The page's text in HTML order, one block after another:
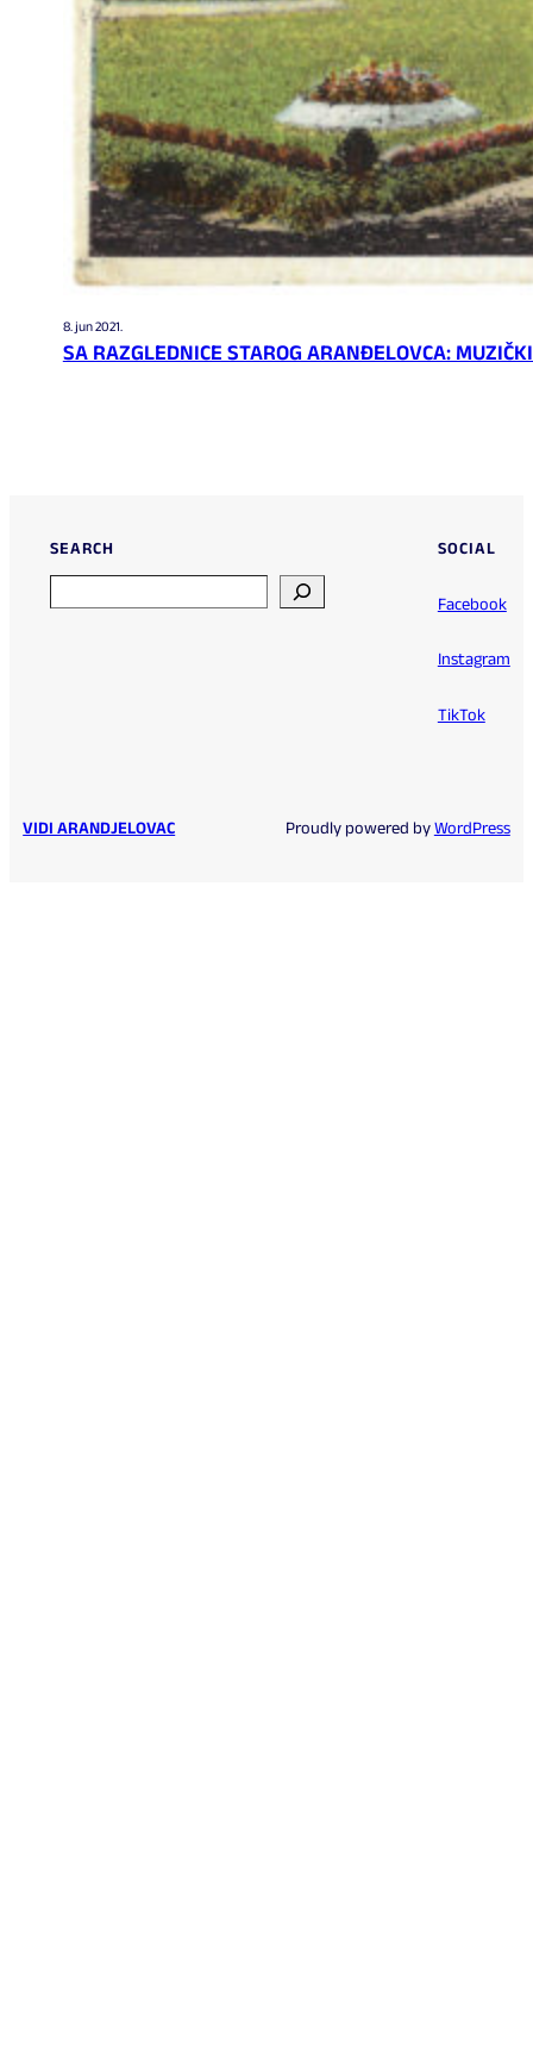
8. jun 2021.
SA RAZGLEDNICE STAROG ARANĐELOVCA:
SEARCH
SOCIAL
Facebook
Instagram
TikTok
VIDI ARANDJELOVAC Proudly powered byWordPress